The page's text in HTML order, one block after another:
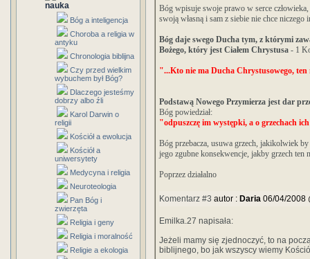
nauka
Bóg a inteligencja
Choroba a religia w
antyku
Chronologia biblijna
Czy przed wielkim
wybuchem był Bóg?
Dlaczego jesteśmy
dobrzy albo źli
Karol Darwin o
religii
Kościół a ewolucja
Kościół a
uniwersytety
Medycyna i religia
Neuroteologia
Pan Bóg i
zwierzęta
Religia i geny
Religia i moralność
Religie a ekologia
Bóg wpisuje swoje prawo w serce
swoją własną i sam z siebie nie chce
Bóg daje swego Ducha tym, z którymi
Bożego, który jest Ciałem Chrystusa - 1
"...Kto nie ma Ducha Chrystusowego, ten
Podstawą Nowego Przymierza jest dar
Bóg powiedział:
"odpuszczę im występki, a o grzechach
Bóg przebacza, usuwa grzech, jakikolwiek
jego zgubne konsekwencje, jakby grzech ten
Poprzez działalno
Komentarz #3 autor : Daria 06/04/2008
Emilka.27 napisała:
Jeżeli mamy się zjednoczyć, to na
biblijnego, bo jak wszyscy wiemy